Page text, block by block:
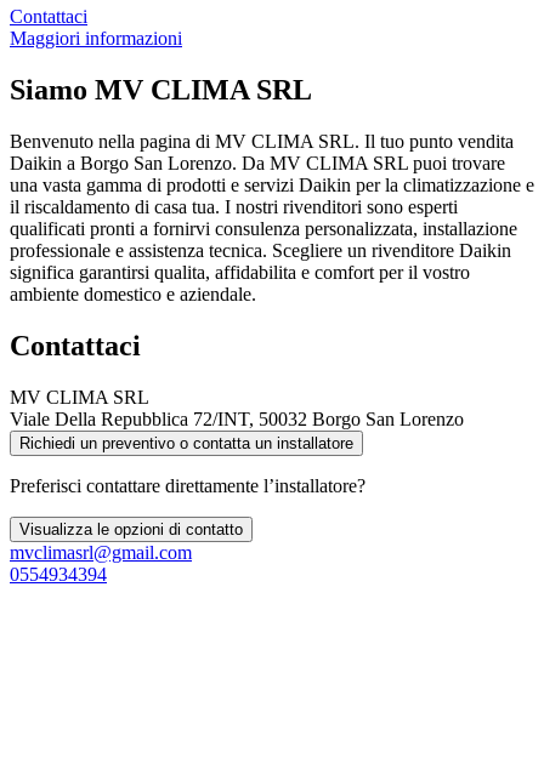
Contattaci
Maggiori informazioni
Siamo MV CLIMA SRL
Benvenuto nella pagina di MV CLIMA SRL. Il tuo punto vendita
Daikin a Borgo San Lorenzo. Da MV CLIMA SRL puoi trovare
una vasta gamma di prodotti e servizi Daikin per la climatizzazione e
il riscaldamento di casa tua. I nostri rivenditori sono esperti
qualificati pronti a fornirvi consulenza personalizzata, installazione
professionale e assistenza tecnica. Scegliere un rivenditore Daikin
significa garantirsi qualita, affidabilita e comfort per il vostro
ambiente domestico e aziendale.
Contattaci
MV CLIMA SRL
Viale Della Repubblica 72/INT, 50032 Borgo San Lorenzo
Richiedi un preventivo o contatta un installatore
Preferisci contattare direttamente l’installatore?
Visualizza le opzioni di contatto
mvclimasrl@gmail.com
0554934394